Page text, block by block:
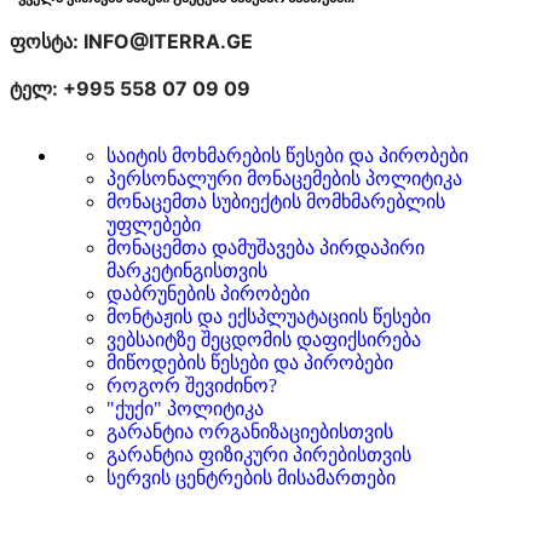
ფოსტა: INFO@ITERRA.GE
ტელ: +995 558 07 09 09
საიტის მოხმარების წესები და პირობები
პერსონალური მონაცემების პოლიტიკა
მონაცემთა სუბიექტის მომხმარებლის
უფლებები
მონაცემთა დამუშავება პირდაპირი
მარკეტინგისთვის
დაბრუნების პირობები
მონტაჟის და ექსპლუატაციის წესები
ვებსაიტზე შეცდომის დაფიქსირება
მიწოდების წესები და პირობები
როგორ შევიძინო?
"ქუქი" პოლიტიკა
გარანტია ორგანიზაციებისთვის
გარანტია ფიზიკური პირებისთვის
სერვის ცენტრების მისამართები